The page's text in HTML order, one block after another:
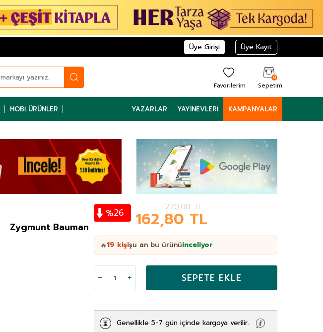
Üye Girişi Üye Kayıt
Favorilerim
0
Sepetim
HOBI ÜRÜNLER YAZARLAR YAYINEVLERI KAMPANYALAR
Zygmunt Bauman
%26 220,00TL
162,80 TL
🔥19 kişişu an bu ürünüinceliyor
SEPETE EKLE
Genellikle 5-7 gün içinde kargoya verilir.